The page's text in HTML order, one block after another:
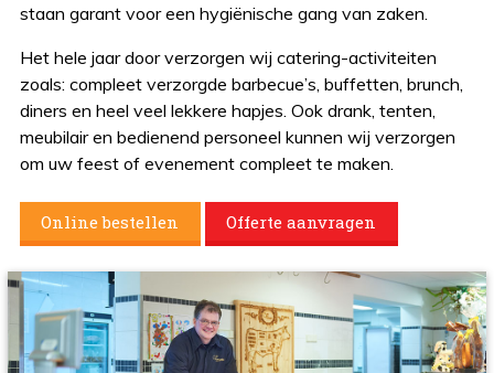
staan garant voor een hygiënische gang van zaken.
Het hele jaar door verzorgen wij catering-activiteiten
zoals: compleet verzorgde barbecue’s, buffetten, brunch,
diners en heel veel lekkere hapjes. Ook drank, tenten,
meubilair en bedienend personeel kunnen wij verzorgen
om uw feest of evenement compleet te maken.
Online bestellen Offerte aanvragen